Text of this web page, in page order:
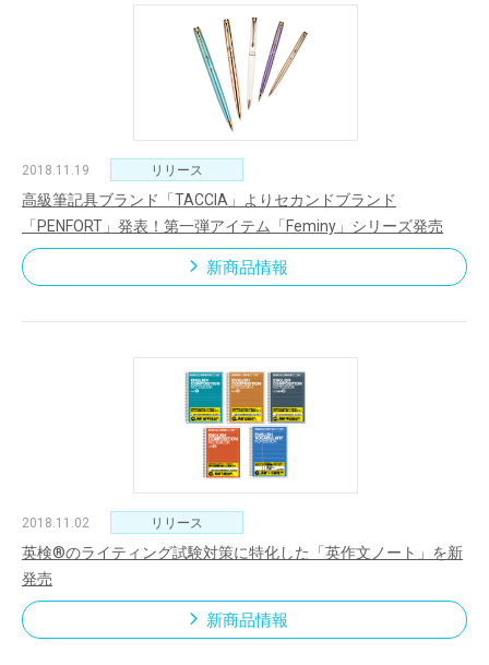
2018.11.19 リリース
高級筆記具ブランド「TACCIA」よりセカンドブランド
「PENFORT」発表！第一弾アイテム「Feminy」シリーズ発売
新商品情報
2018.11.02 リリース
英検®のライティング試験対策に特化した「英作文ノート」を新
発売
新商品情報